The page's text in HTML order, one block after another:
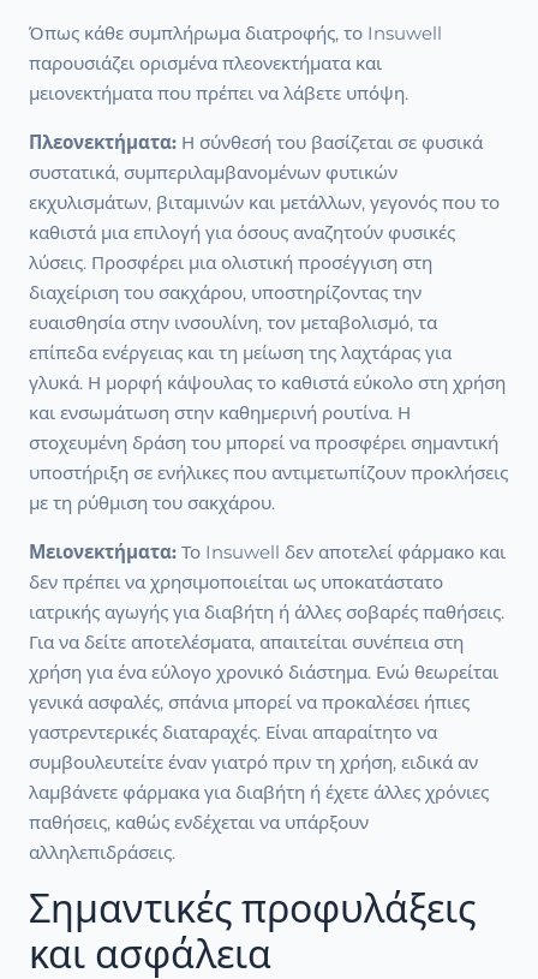
Όπως κάθε συμπλήρωμα διατροφής, το Insuwell
παρουσιάζει ορισμένα πλεονεκτήματα και
μειονεκτήματα που πρέπει να λάβετε υπόψη.
Πλεονεκτήματα: Η σύνθεσή του βασίζεται σε φυσικά
συστατικά, συμπεριλαμβανομένων φυτικών
εκχυλισμάτων, βιταμινών και μετάλλων, γεγονός που το
καθιστά μια επιλογή για όσους αναζητούν φυσικές
λύσεις. Προσφέρει μια ολιστική προσέγγιση στη
διαχείριση του σακχάρου, υποστηρίζοντας την
ευαισθησία στην ινσουλίνη, τον μεταβολισμό, τα
επίπεδα ενέργειας και τη μείωση της λαχτάρας για
γλυκά. Η μορφή κάψουλας το καθιστά εύκολο στη χρήση
και ενσωμάτωση στην καθημερινή ρουτίνα. Η
στοχευμένη δράση του μπορεί να προσφέρει σημαντική
υποστήριξη σε ενήλικες που αντιμετωπίζουν προκλήσεις
με τη ρύθμιση του σακχάρου.
Μειονεκτήματα: Το Insuwell δεν αποτελεί φάρμακο και
δεν πρέπει να χρησιμοποιείται ως υποκατάστατο
ιατρικής αγωγής για διαβήτη ή άλλες σοβαρές παθήσεις.
Για να δείτε αποτελέσματα, απαιτείται συνέπεια στη
χρήση για ένα εύλογο χρονικό διάστημα. Ενώ θεωρείται
γενικά ασφαλές, σπάνια μπορεί να προκαλέσει ήπιες
γαστρεντερικές διαταραχές. Είναι απαραίτητο να
συμβουλευτείτε έναν γιατρό πριν τη χρήση, ειδικά αν
λαμβάνετε φάρμακα για διαβήτη ή έχετε άλλες χρόνιες
παθήσεις, καθώς ενδέχεται να υπάρξουν
αλληλεπιδράσεις.
Σημαντικές προφυλάξεις
και ασφάλεια